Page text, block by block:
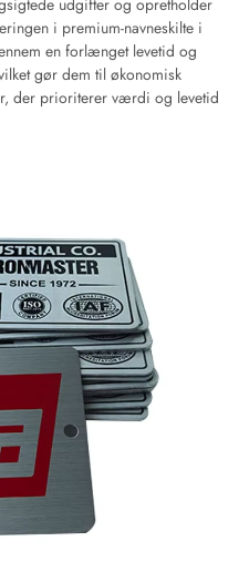
udgifter og opretholder
i premium-navneskilte i
en forlænget levetid og
gør dem til økonomisk
der prioriterer værdi og levetid